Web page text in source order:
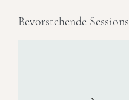
Bevorstehende Sessions